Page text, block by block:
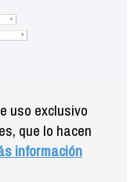
uso exclusivo
que lo hacen
información